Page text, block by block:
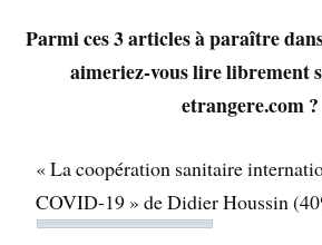
Parmi ces 3 articles à paraître
aimeriez-vous lire librement
etrangere.com ?
« La coopération sanitaire
COVID-19 » de Didier Houssin